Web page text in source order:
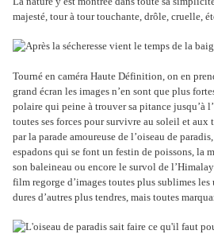
majesté, tour à tour touchante, drôle, cruelle,
Tourné en caméra Haute Définition, on en
grand écran les images n’en sont que plus
polaire qui peine à trouver sa pitance jusqu’à
toutes ses forces pour survivre au soleil et aux
par la parade amoureuse de l’oiseau de
espadons qui se font un festin de poissons, la
son baleineau ou encore le survol de
film regorge d’images toutes plus sublimes les
dures d’autres plus tendres, mais toutes